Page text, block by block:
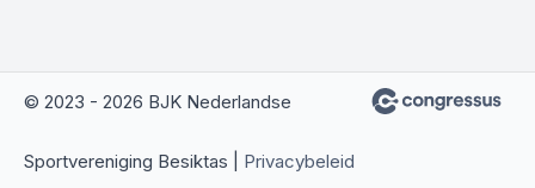
© 2023 - 2026 BJK Nederlandse
Sportvereniging Besiktas | Privacybeleid